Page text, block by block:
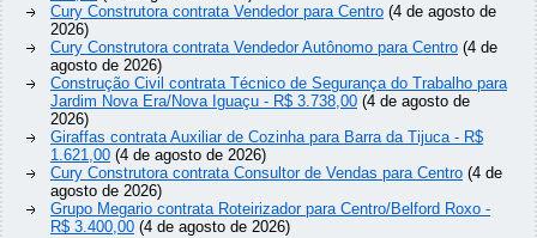
Cury Construtora contrata Vendedor para Centro (4 de agosto de
2026)
Cury Construtora contrata Vendedor Autônomo para Centro (4 de
agosto de 2026)
Construção Civil contrata Técnico de Segurança do Trabalho para
Jardim Nova Era/Nova Iguaçu - R$ 3.738,00 (4 de agosto de
2026)
Giraffas contrata Auxiliar de Cozinha para Barra da Tijuca - R$
1.621,00 (4 de agosto de 2026)
Cury Construtora contrata Consultor de Vendas para Centro (4 de
agosto de 2026)
Grupo Megario contrata Roteirizador para Centro/Belford Roxo -
R$ 3.400,00 (4 de agosto de 2026)